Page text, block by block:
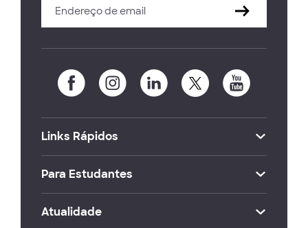
Links Rápidos
Para Estudantes
Atualidade